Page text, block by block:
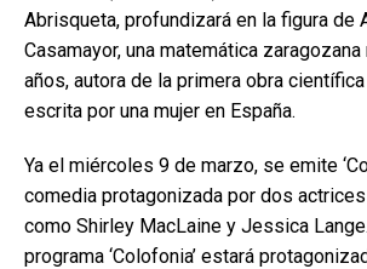
Abrisqueta, profundizará en la figura de
Casamayor, una matemática
años, autora de la primera obra
escrita por una mujer en España.
Ya el miércoles 9 de marzo, se emite
comedia protagonizada por dos
como Shirley MacLaine y Jessica
programa ‘Colofonia’ estará